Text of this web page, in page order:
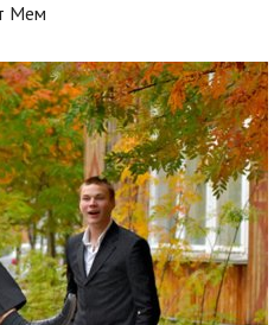
Мем